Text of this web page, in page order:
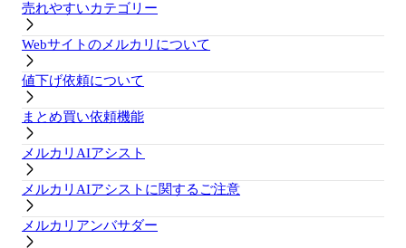
売れやすいカテゴリー
Webサイトのメルカリについて
値下げ依頼について
まとめ買い依頼機能
メルカリAIアシスト
メルカリAIアシストに関するご注意
メルカリアンバサダー